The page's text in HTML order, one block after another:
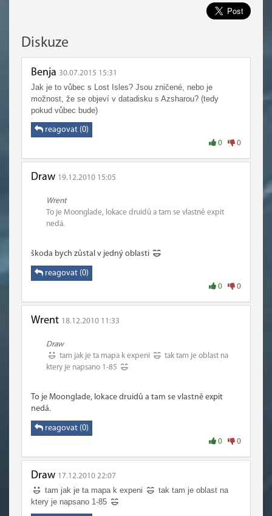
Diskuze
Benja 30.07.2015 15:31
Jak je to vůbec s Lost Isles? Jsou zničené, nebo je
možnost, že se objeví v datadisku s Azsharou? (tedy
pokud vůbec bude)
reagovat (0)
0 0
Draw 19.12.2010 15:05
Wrent
To je Moonglade, lokace druidů a tam se vlastně expit
nedá.
škoda bych zůstal v jedný oblasti
reagovat (0)
0 0
Wrent 18.12.2010 11:33
Draw
tam jak je ta mapa k expeni
tak tam je oblast na
ktery je napsano 1-85
To je Moonglade, lokace druidů a tam se vlastně expit
nedá.
reagovat (0)
0 0
Draw 17.12.2010 22:07
tam jak je ta mapa k expeni
tak tam je oblast na
ktery je napsano 1-85